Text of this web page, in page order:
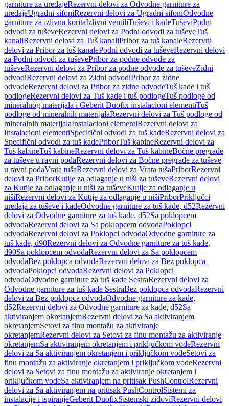
garniture za uređajeRezervni delovi za Odvodne garniture za
uređajeUgradni sifoniRezervni delovi za Ugradni sifoniOdvodne
garniture za izlivna koritaIzlivni ventiliTuševi i kadeTuševiPodni
odvodi za tuševeRezervni delovi za Podni odvodi za tuševeTuš
kanaliRezervni delovi za Tuš kanaliPribor za tuš kanaleRezervni
delovi za Pribor za tuš kanalePodni odvodi za tuševeRezervni delovi
za Podni odvodi za tuševePribor za podne odvode za
tuševeRezervni delovi za Pribor za podne odvode za tuševeZidni
odvodiRezervni delovi za Zidni odvodiPribor za zidne
odvodeRezervni delovi za Pribor za zidne odvodeTuš kade i tuš
podlogeRezervni delovi za Tuš kade i tuš podlogeTuš podloge od
mineralnog materijala i Geberit Duofix instalacioni elementiTuš
podloge od mineralnih materijalaRezervni delovi za Tuš podloge od
mineralnih materijalaInstalacioni elementiRezervni delovi za
Instalacioni elementiSpecifični odvodi za tuš kadeRezervni delovi za
Specifični odvodi za tuš kadePriborTuš kabineRezervni delovi za
Tuš kabineTuš kabineRezervni delovi za Tuš kabineBočne pregrade
za tuševe u ravni podaRezervni delovi za Bočne pregrade za tuševe
u ravni podaVrata tušaRezervni delovi za Vrata tušaPriborRezervni
delovi za PriborKutije za odlaganje u niši za tuševeRezervni delovi
za Kutije za odlaganje u niši za tuševeKutije za odlaganje u
nišiRezervni delovi za Kutije za odlaganje u nišiPriborPriključci
uređaja za tuševe i kadeOdvodne garniture za tuš kade, d52Rezervni
delovi za Odvodne garniture za tuš kade, d52Sa poklopcem
odvodaRezervni delovi za Sa poklopcem odvodaPoklopci
odvodaRezervni delovi za Poklopci odvodaOdvodne garniture za
tuš kade, d90Rezervni delovi za Odvodne garniture za tuš kade,
d90Sa poklopcem odvodaRezervni delovi za Sa poklopcem
odvodaBez poklopca odvodaRezervni delovi za Bez poklopca
odvodaPoklopci odvodaRezervni delovi za Poklopci
odvodaOdvodne garniture za tuš kade SestraRezervni delovi za
Odvodne garniture za tuš kade SestraBez poklopca odvodaRezervni
delovi za Bez poklopca odvodaOdvodne garniture za kade,
d52Rezervni delovi za Odvodne garniture za kade, d52Sa
aktiviranjem okretanjemRezervni delovi za Sa aktiviranjem
okretanjemSetovi za finu montažu za aktiviranje
okretanjemRezervni delovi za Setovi za finu montažu za aktiviranje
okretanjemSa aktiviranjem okretanjem i priključkom vodeRezervni
delovi za Sa aktiviranjem okretanjem i priključkom vodeSetovi za
finu montažu za aktiviranje okretanjem i priključkom vodeRezervni
delovi za Setovi za finu montažu za aktiviranje okretanjem i
priključkom vodeSa aktiviranjem na pritisak PushControlRezervni
delovi za Sa aktiviranjem na pritisak PushControlSistemi za
instalacije i ispiranjeGeberit DuofixSistemski zidoviRezervni delovi